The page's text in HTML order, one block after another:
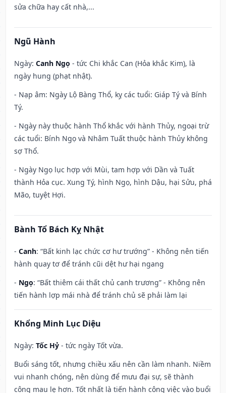
sửa chữa hay cất nhà,...
Ngũ Hành
Ngày: Canh Ngọ - tức Chi khắc Can (Hỏa khắc Kim), là
ngày hung (phạt nhật).
- Nạp âm: Ngày Lộ Bàng Thổ, kỵ các tuổi: Giáp Tý và Bính
Tý.
- Ngày này thuộc hành Thổ khắc với hành Thủy, ngoại trừ
các tuổi: Bính Ngọ và Nhâm Tuất thuộc hành Thủy không
sợ Thổ.
- Ngày Ngọ lục hợp với Mùi, tam hợp với Dần và Tuất
thành Hỏa cục. Xung Tý, hình Ngọ, hình Dậu, hại Sửu, phá
Mão, tuyệt Hợi.
Bành Tổ Bách Kỵ Nhật
- Canh: “Bất kinh lạc chức cơ hư trướng” - Không nên tiến
hành quay tơ để tránh cũi dệt hư hại ngang
- Ngọ: “Bất thiêm cái thất chủ canh trương” - Không nên
tiến hành lợp mái nhà để tránh chủ sẽ phải làm lại
Khổng Minh Lục Diệu
Ngày: Tốc Hỷ - tức ngày Tốt vừa.
Buổi sáng tốt, nhưng chiều xấu nên cần làm nhanh. Niềm
vui nhanh chóng, nên dùng để mưu đại sự, sẽ thành
công mau lẹ hơn. Tốt nhất là tiến hành công việc vào buổi